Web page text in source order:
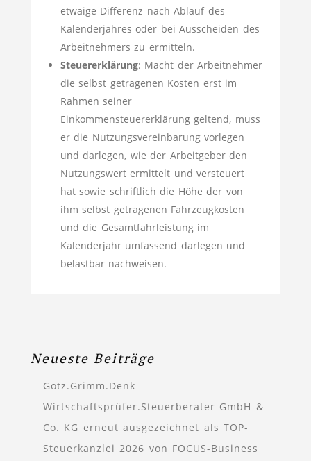
etwaige Differenz nach Ablauf des
Kalenderjahres oder bei Ausscheiden des
Arbeitnehmers zu ermitteln.
Steuererklärung: Macht der Arbeitnehmer
die selbst getragenen Kosten erst im
Rahmen seiner
Einkommensteuererklärung geltend, muss
er die Nutzungsvereinbarung vorlegen
und darlegen, wie der Arbeitgeber den
Nutzungswert ermittelt und versteuert
hat sowie schriftlich die Höhe der von
ihm selbst getragenen Fahrzeugkosten
und die Gesamtfahrleistung im
Kalenderjahr umfassend darlegen und
belastbar nachweisen.
Neueste Beiträge
Götz.Grimm.Denk
Wirtschaftsprüfer.Steuerberater GmbH &
Co. KG erneut ausgezeichnet als TOP-
Steuerkanzlei 2026 von FOCUS-Business